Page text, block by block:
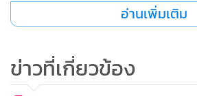
Boundaries’ ประกอบด้วยคาแรกเตอร์ส
• ช้าง, มะลิ, นางอัปสร - คาแรกเตอร์ส
การต้อนรับนักเดินทางทั่วโลก
• กล่องของขวัญ - คาแรกเตอร์ที่นำมาสื่อ
อ่านเพิ่มเติม
ข่าวที่เกี่ยวข้อง